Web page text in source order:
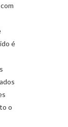
é
o